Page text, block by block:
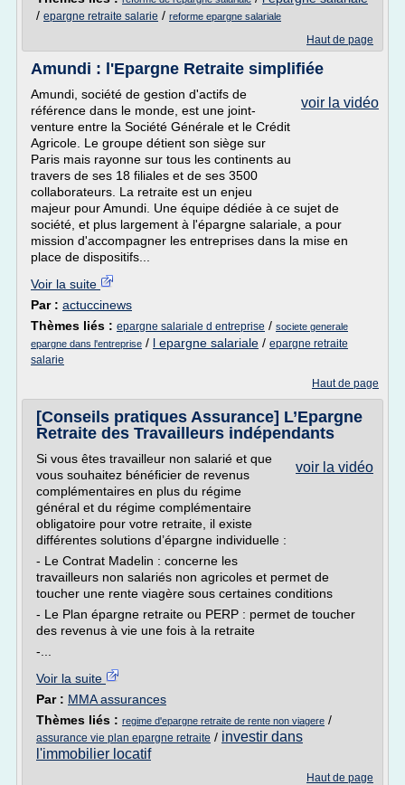
/ epargne retraite salarie / reforme epargne salariale
Haut de page
Amundi : l'Epargne Retraite simplifiée
voir la vidéo
Amundi, société de gestion d'actifs de
référence dans le monde, est une joint-
venture entre la Société Générale et le Crédit
Agricole. Le groupe détient son siège sur
Paris mais rayonne sur tous les continents au
travers de ses 18 filiales et de ses 3500
collaborateurs. La retraite est un enjeu
majeur pour Amundi. Une équipe dédiée à ce sujet de
société, et plus largement à l'épargne salariale, a pour
mission d'accompagner les entreprises dans la mise en
place de dispositifs...
Voir la suite
Par : actuccinews
Thèmes liés : epargne salariale d entreprise / societe generale
epargne dans l'entreprise / l epargne salariale / epargne retraite
salarie
Haut de page
[Conseils pratiques Assurance] L’Epargne
Retraite des Travailleurs indépendants
voir la vidéo
Si vous êtes travailleur non salarié et que
vous souhaitez bénéficier de revenus
complémentaires en plus du régime
général et du régime complémentaire
obligatoire pour votre retraite, il existe
différentes solutions d’épargne individuelle :
- Le Contrat Madelin : concerne les
travailleurs non salariés non agricoles et permet de
toucher une rente viagère sous certaines conditions
- Le Plan épargne retraite ou PERP : permet de toucher
des revenus à vie une fois à la retraite
-...
Voir la suite
Par : MMA assurances
Thèmes liés : regime d'epargne retraite de rente non viagere /
assurance vie plan epargne retraite / investir dans
l'immobilier locatif
Haut de page